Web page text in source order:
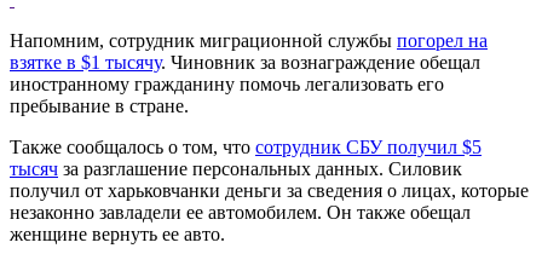
Напомним, сотрудник миграционной службы погорел на
взятке в $1 тысячу. Чиновник за вознаграждение обещал
иностранному гражданину помочь легализовать его
пребывание в стране.
Также сообщалось о том, что сотрудник СБУ получил $5
тысяч за разглашение персональных данных. Силовик
получил от харьковчанки деньги за сведения о лицах, которые
незаконно завладели ее автомобилем. Он также обещал
женщине вернуть ее авто.